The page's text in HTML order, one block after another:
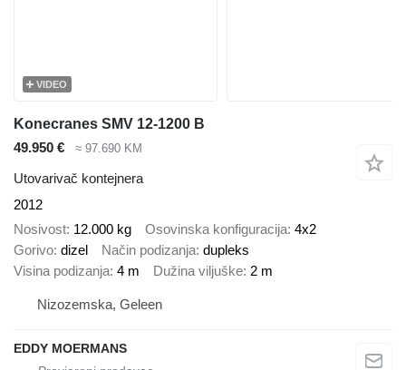
VIDEO
Konecranes SMV 12-1200 B
49.950 €
≈ 97.690 KM
Utovarivač kontejnera
2012
Nosivost 12.000 kg Osovinska konfiguracija 4x2
Gorivo dizel Način podizanja dupleks
Visina podizanja 4 m Dužina viljuške 2 m
Nizozemska, Geleen
EDDY MOERMANS